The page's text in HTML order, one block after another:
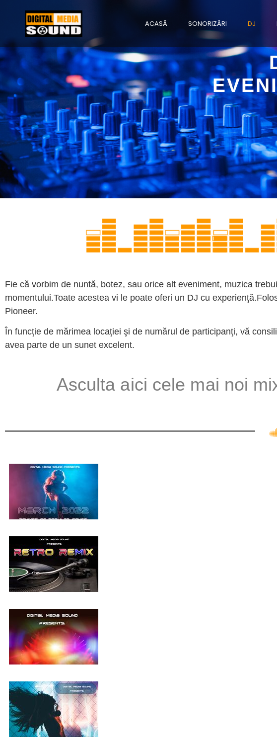
ACASĂ SONORIZĂRI DJ
Fie că vorbim de nuntă, botez, sau orice alt eveniment, muzica
momentului.Toate acestea vi le poate oferi un DJ cu
Pioneer.
În funcţie de mărimea locaţiei şi de numărul de participanţi, vă
avea parte de un sunet excelent.
Asculta aici cele mai noi